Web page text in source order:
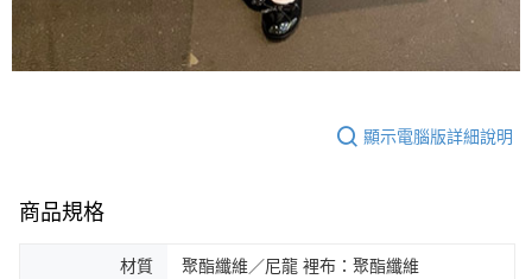
顯示電腦版詳細說明
商品規格
材質 聚酯纖維／尼龍 裡布：聚酯纖維